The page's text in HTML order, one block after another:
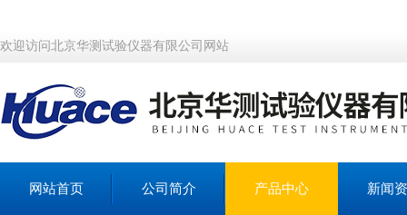
欢迎访问北京华测试验仪器有限公司网站
网站首页 公司简介 产品中心 新闻